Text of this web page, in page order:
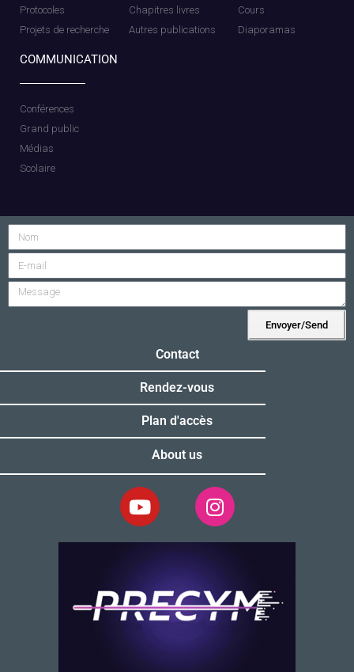
Protocoles
Projets de recherche
Chapitres livres
Autres publications
Cours
Diaporamas
COMMUNICATION
Conférences
Grand public
Médias
Scolaire
Contact
Rendez-vous
Plan d'accès
About us
Envoyer/Send
Alternative: